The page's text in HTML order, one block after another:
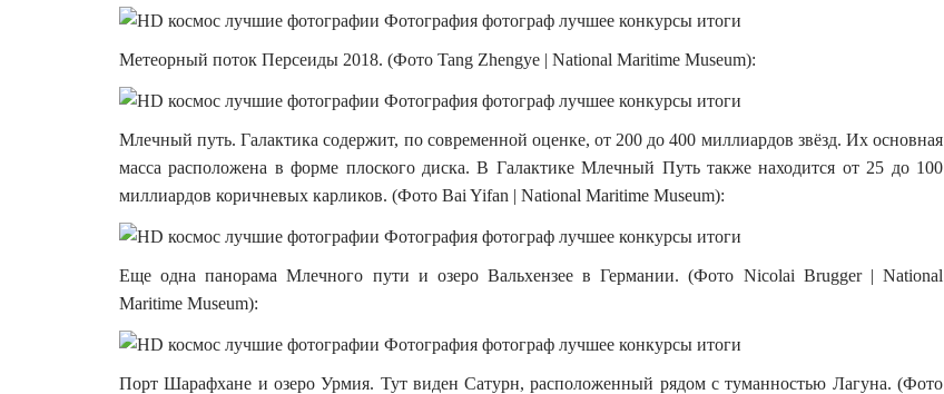
Метеорный поток Персеиды 2018. (Фото Tang Zhengye | National Maritime Museum):
Млечный путь. Галактика содержит, по современной оценке, от 200 до 400 миллиардов звёзд. Их основная
масса расположена в форме плоского диска. В Галактике Млечный Путь также находится от 25 до 100
миллиардов коричневых карликов. (Фото Bai Yifan | National Maritime Museum):
Еще одна панорама Млечного пути и озеро Вальхензее в Германии. (Фото Nicolai Brugger | National
Maritime Museum):
Порт Шарафхане и озеро Урмия. Тут виден Сатурн, расположенный рядом с туманностью Лагуна. (Фото